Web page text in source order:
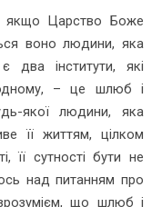
якщо Царство Боже
воно людини, яка
два інститути, які
– це шлюб і
якої людини, яка
її життям, цілком
її сутності бути не
над питанням про
що шлюб і